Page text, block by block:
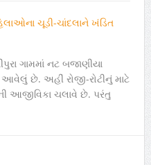
ગામમાં નટ બજાણીયા
છે. અહીં રોજી-રોટીનું માટે
આજીવિકા ચલાવે છે. પરંતુ